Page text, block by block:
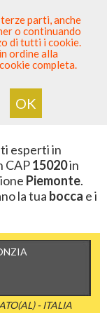
> Odontoiatria>
>Alessandria >CAP
esperti in
CAP15020in
Piemonte.
la tua bocca e i
- ITALIA
parti, anche
o continuando
di tutti i cookie.
ordine alla
completa.
OK